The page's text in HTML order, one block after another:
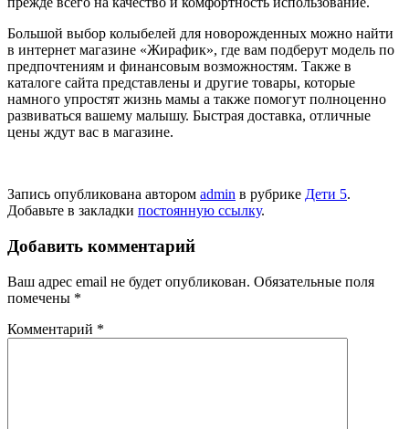
Большой выбор колыбелей для новорожденных можно найти
в интернет магазине «Жирафик», где вам подберут модель по
предпочтениям и финансовым возможностям. Также в
каталоге сайта представлены и другие товары, которые
намного упростят жизнь мамы а также помогут полноценно
развиваться вашему малышу. Быстрая доставка, отличные
цены ждут вас в магазине.
Запись опубликована автором admin в рубрике Дети 5.
Добавьте в закладки постоянную ссылку.
Добавить комментарий
Ваш адрес email не будет опубликован. Обязательные поля
помечены *
Комментарий *